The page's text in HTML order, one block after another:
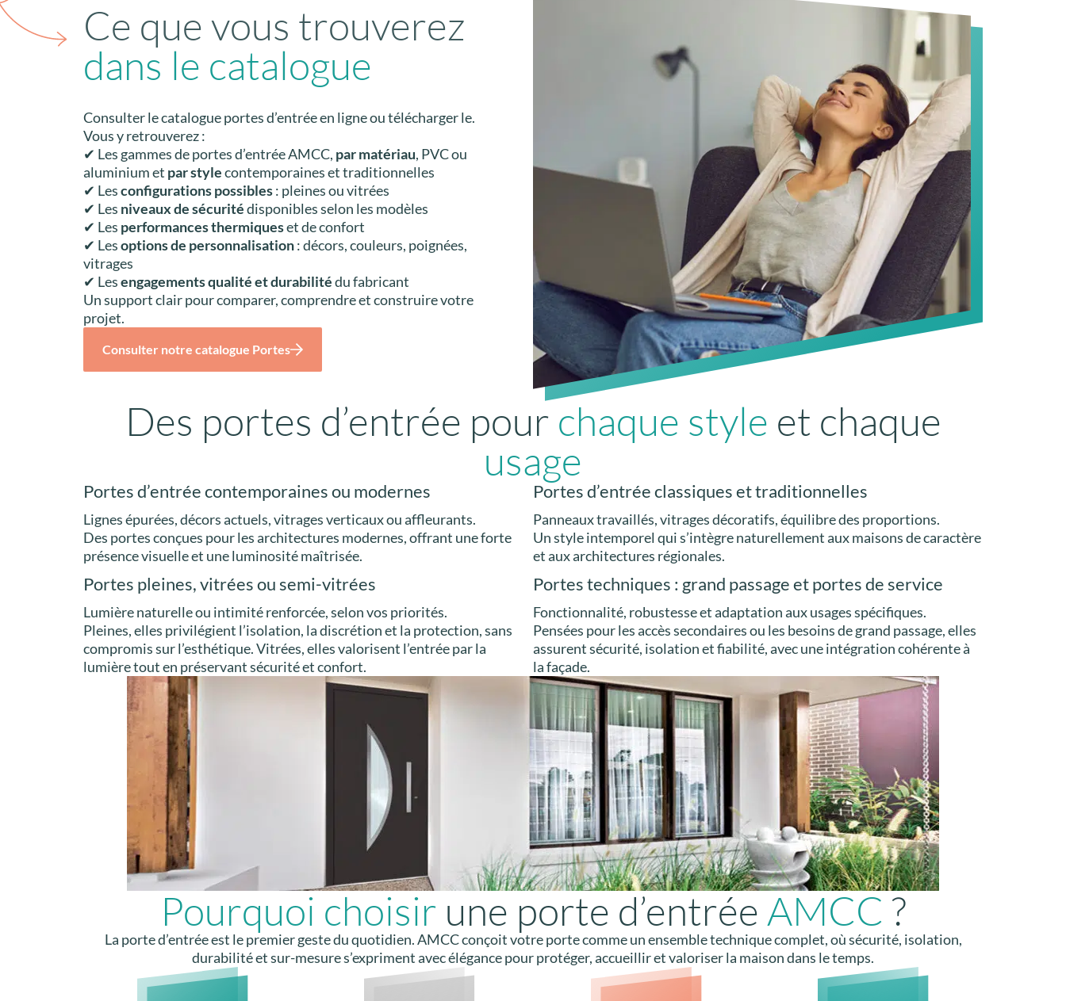
Ce que vous trouverez
dans le catalogue
Consulter le catalogue portes d’entrée en ligne ou télécharger le.
Vous y retrouverez :
✔ Les gammes de portes d’entrée AMCC, par matériau, PVC ou
aluminium et par stylecontemporaines et traditionnelles
✔ Lesconfigurations possibles: pleines ou vitrées
✔ Les niveaux de sécuritédisponibles selon les modèles
✔ Les performances thermiqueset de confort
✔ Lesoptions de personnalisation: décors, couleurs, poignées,
vitrages
✔ Lesengagements qualité et durabilitédu fabricant
Un support clair pour comparer, comprendre et construire votre
projet.
Consulter notre catalogue Portes
Des portes d’entrée pour chaque style et chaque
usage
Portes d’entrée contemporaines ou modernes
Lignes épurées, décors actuels, vitrages verticaux ou affleurants.
Des portes conçues pour les architectures modernes, offrant une forte
présence visuelle et une luminosité maîtrisée.
Portes pleines, vitrées ou semi-vitrées
Lumière naturelle ou intimité renforcée, selon vos priorités.
Pleines, elles privilégient l’isolation, la discrétion et la protection, sans
compromis sur l’esthétique. Vitrées, elles valorisent l’entrée par la
lumière tout en préservant sécurité et confort.
Portes d’entrée classiques et traditionnelles
Panneaux travaillés, vitrages décoratifs, équilibre des proportions.
Un style intemporel qui s’intègre naturellement aux maisons de caractère
et aux architectures régionales.
Portes techniques : grand passage et portes de service
Fonctionnalité, robustesse et adaptation aux usages spécifiques.
Pensées pour les accès secondaires ou les besoins de grand passage, elles
assurent sécurité, isolation et fiabilité, avec une intégration cohérente à
la façade.
Pourquoi choisir une porte d’entrée AMCC ?
La porte d’entrée est le premier geste du quotidien. AMCC conçoit votre porte comme un ensemble technique complet, où sécurité, isolation,
durabilité et sur-mesure s’expriment avec élégance pour protéger, accueillir et valoriser la maison dans le temps.